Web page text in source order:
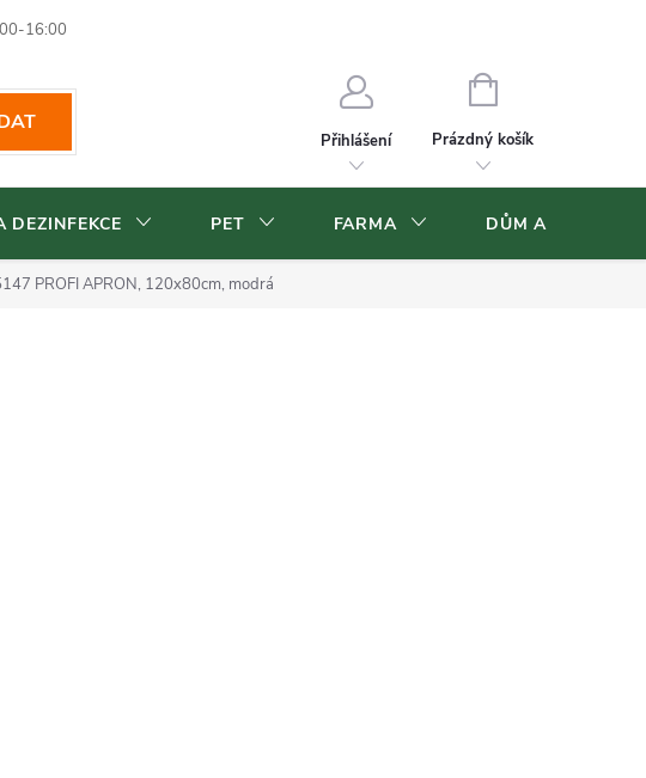
Blog
Přihlášení
NÁKUPNÍ
Prázdný košík
DEZINFEKCE PET FARMA DŮM A ZAHRADA
PROFI APRON, 120x80cm, modrá